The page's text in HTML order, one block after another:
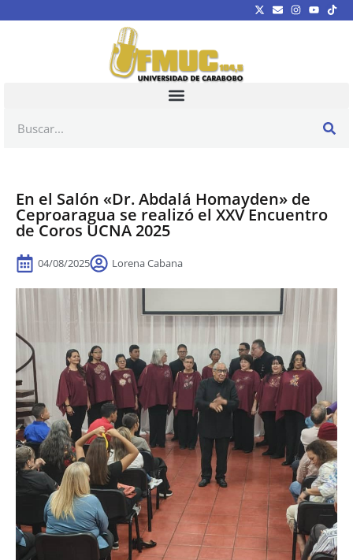
En el Salón «Dr. Abdalá Homayden» de
Ceproaragua se realizó el XXV Encuentro
de Coros UCNA 2025
04/08/2025 Lorena Cabana